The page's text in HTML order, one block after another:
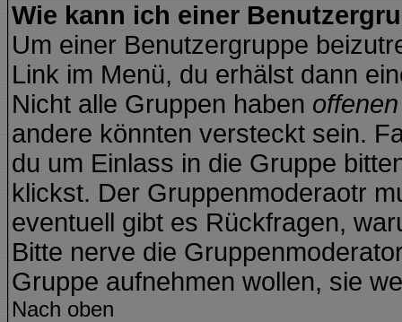
Wie kann ich einer
Um einer Benutzergruppe
Link im Menü, du erhälst dann
Nicht alle Gruppen haben
andere könnten versteckt sein.
du um Einlass in die Gruppe
klickst. Der Gruppenmoderaotr
eventuell gibt es Rückfragen,
Bitte nerve die
Gruppe aufnehmen wollen, sie
Nach oben